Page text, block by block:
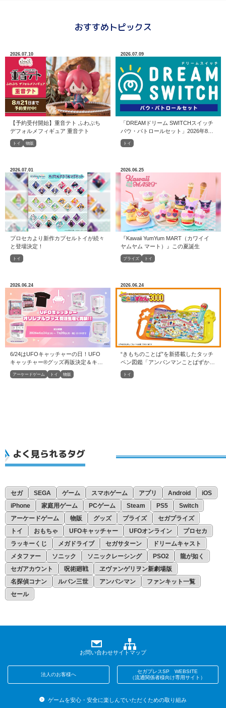
おすすめトピックス
2026.07.10
トイ 物販
【予約受付開始】重音テト ふわぷち
デフォルメフィギュア 重音テト
2026.07.09
トイ
「DREAMドリーム SWITCHスイッチ
パウ・パトロールセット」2026年8月
6日（木）発売
2026.07.01
トイ
プロセカより新作カプセルトイが続々
と登場決定！
2026.06.25
プライズ トイ
『Kawaii YumYum MART（カワイイ
ヤムヤム マート）』この夏誕生
2026.06.24
アーケードゲーム トイ 物販
6/24はUFOキャッチャーの日！UFO
キャッチャー®グッズ再販決定＆キャ
ンペーン開催！
2026.06.24
トイ
“きもちのことば”を新搭載したタッチ
ペン図鑑「アンパンマンことばずかん
3000」発売
よく見られるタグ
セガ SEGA ゲーム スマホゲーム アプリ Android
iOS
iPhone
家庭用ゲーム PCゲーム Steam PS5
Switch
アーケードゲーム
物販 グッズ プライズ
セガプライズ
トイ
おもちゃ UFOキャッチャー UFOオンライン
プロセカ
ラッキーくじ
メガドライブ セガサターン
ドリームキャスト
メタファー
ソニック ソニックレーシング PSO2
龍が如く
セガアカウント
呪術廻戦
ヱヴァンゲリヲン新劇場版
名探偵コナン
ルパン三世 アンパンマン
ファンキット一覧
セール
お問い合わせサイトマップ
法人のお客様へ
セガプレスSP WEBSITE
（流通関係者様向け専用サイト）
ゲームを安心・安全に楽しんでいただくための取り組み